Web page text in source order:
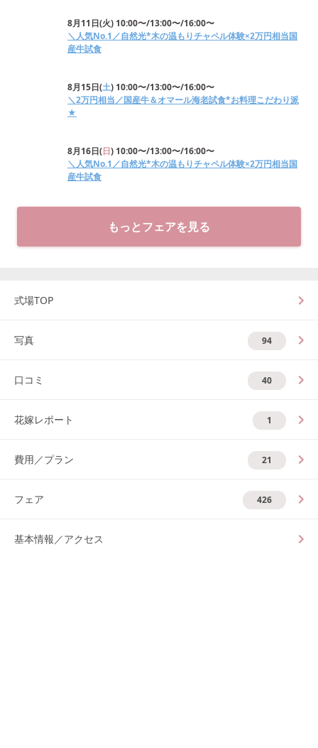
8月11日(火) 10:00〜/13:00〜/16:00〜
＼人気No.1／自然光*木の温もりチャペル体験×2万円相当国
産牛試食
8月15日(土) 10:00〜/13:00〜/16:00〜
＼2万円相当／国産牛＆オマール海老試食*お料理こだわり派
★
8月16日(日) 10:00〜/13:00〜/16:00〜
＼人気No.1／自然光*木の温もりチャペル体験×2万円相当国
産牛試食
もっとフェアを見る
式場TOP
写真 94
口コミ 40
花嫁レポート 1
費用／プラン 21
フェア 426
基本情報／アクセス